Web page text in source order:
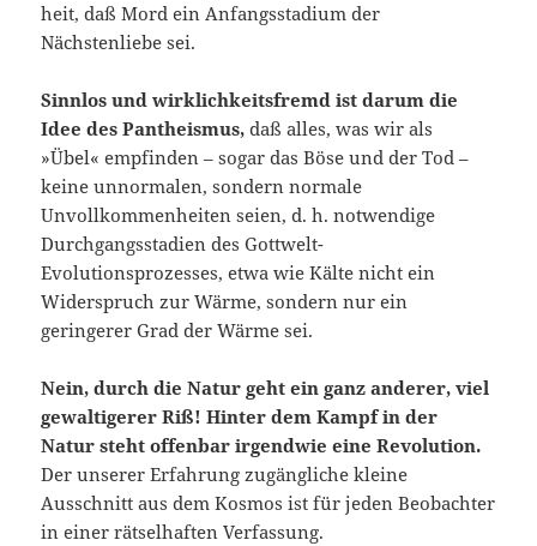
heit, daß Mord ein Anfangsstadium der
Nächstenliebe sei.
Sinnlos und wirklichkeitsfremd ist darum die
Idee des Pantheismus, daß alles, was wir als
»Übel« empfinden – sogar das Böse und der Tod –
keine unnormalen, sondern normale
Unvollkommenheiten seien, d. h. notwendige
Durchgangsstadien des Gottwelt-
Evolutionsprozesses, etwa wie Kälte nicht ein
Widerspruch zur Wärme, sondern nur ein
geringerer Grad der Wärme sei.
Nein, durch die Natur geht ein ganz anderer, viel
gewaltigerer Riß! Hinter dem Kampf in der
Natur steht offenbar irgendwie eine Revolution.
Der unserer Erfahrung zugängliche kleine
Ausschnitt aus dem Kosmos ist für jeden Beobachter
in einer rätselhaften Verfas­sung.